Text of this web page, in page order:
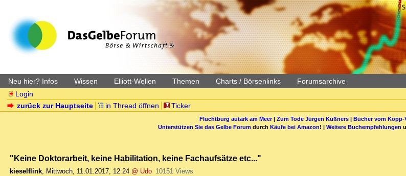
Neu hier? Infos Wissen Elliott-Wellen Themen Charts / Börsenlinks Forumsarchive
Login
zurück zur Hauptseite
in Thread öffnen Ticker
Fluchtburg autark am Meer| Zum Tode Jürgen Küßners| Bücher vom Kopp-
Unterstützen Sie das Gelbe Forum durch Käufe bei Amazon! | Weitere Buchempfehlungen
"Keine Doktorarbeit, keine Habilitation, keine Fachaufsätze etc..."
kieselflink, Mittwoch, 11.01.2017, 12:24 @ Udo 10151 Views